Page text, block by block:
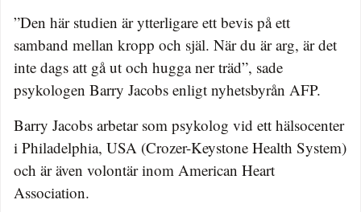
”Den här studien är ytterligare ett bevis på ett
samband mellan kropp och själ. När du är arg, är det
inte dags att gå ut och hugga ner träd”, sade
psykologen Barry Jacobs enligt nyhetsbyrån AFP.
Barry Jacobs arbetar som psykolog vid ett hälsocenter
i Philadelphia, USA (Crozer-Keystone Health System)
och är även volontär inom American Heart
Association.